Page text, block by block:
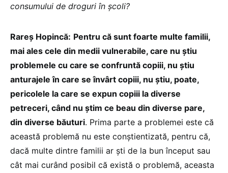
consumului de droguri în școli?
Rareș Hopincă: Pentru că sunt foarte multe familii,
mai ales cele din medii vulnerabile, care nu știu
problemele cu care se confruntă copiii, nu știu
anturajele în care se învârt copiii, nu știu, poate,
pericolele la care se expun copiii la diverse
petreceri, când nu știm ce beau din diverse pare,
din diverse băuturi. Prima parte a problemei este că
această problemă nu este conștientizată, pentru că,
dacă multe dintre familii ar ști de la bun început sau
cât mai curând posibil că există o problemă, aceasta